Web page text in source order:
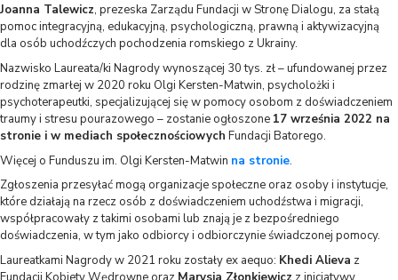
Joanna Talewicz, prezeska Zarządu Fundacji w Stronę Dialogu, za stałą
pomoc integracyjną, edukacyjną, psychologiczną, prawną i aktywizacyjną
dla osób uchodźczych pochodzenia romskiego z Ukrainy.
Nazwisko Laureata/ki Nagrody wynoszącej 30 tys. zł – ufundowanej przez
rodzinę zmarłej w 2020 roku Olgi Kersten-Matwin, psycholożki i
psychoterapeutki, specjalizującej się w pomocy osobom z doświadczeniem
traumy i stresu pourazowego – zostanie ogłoszone 17 września 2022 na
stronie i w mediach społecznościowych Fundacji Batorego.
Więcej o Funduszu im. Olgi Kersten-Matwin na stronie.
Zgłoszenia przesyłać mogą organizacje społeczne oraz osoby i instytucje,
które działają na rzecz osób z doświadczeniem uchodźstwa i migracji,
współpracowały z takimi osobami lub znają je z bezpośredniego
doświadczenia, w tym jako odbiorcy i odbiorczynie świadczonej pomocy.
Laureatkami Nagrody w 2021 roku zostały ex aequo: Khedi Alieva z